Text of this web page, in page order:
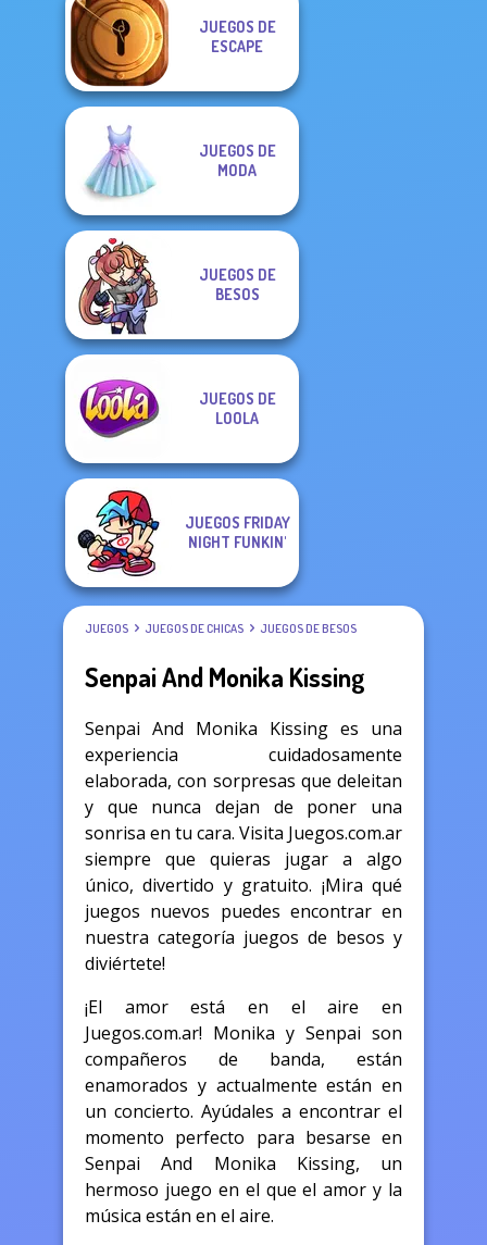
JUEGOS DE
ESCAPE
JUEGOS DE
MODA
JUEGOS DE
BESOS
JUEGOS DE
LOOLA
JUEGOS FRIDAY
NIGHT FUNKIN'
JUEGOS JUEGOS DE CHICAS JUEGOS DE BESOS
Senpai And Monika Kissing
Senpai And Monika Kissing es una
experiencia cuidadosamente
elaborada, con sorpresas que deleitan
y que nunca dejan de poner una
sonrisa en tu cara. Visita Juegos.com.ar
siempre que quieras jugar a algo
único, divertido y gratuito. ¡Mira qué
juegos nuevos puedes encontrar en
nuestra categoría juegos de besos y
diviértete!
¡El amor está en el aire en
Juegos.com.ar! Monika y Senpai son
compañeros de banda, están
enamorados y actualmente están en
un concierto. Ayúdales a encontrar el
momento perfecto para besarse en
Senpai And Monika Kissing, un
hermoso juego en el que el amor y la
música están en el aire.